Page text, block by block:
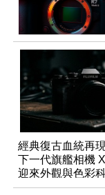
經典復古血統再
下一代旗艦相機
迎來外觀與色彩
優化